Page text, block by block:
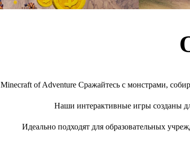
Minecraft of Adventure Сражайтесь с монстрами,
Наши интерактивные игры созданы
Идеально подходят для образовательных